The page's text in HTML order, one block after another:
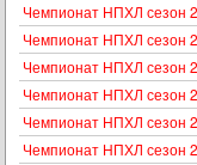
Чемпионат НПХЛ сезон
Чемпионат НПХЛ сезон
Чемпионат НПХЛ сезон
Чемпионат НПХЛ сезон
Чемпионат НПХЛ сезон
Чемпионат НПХЛ сезон